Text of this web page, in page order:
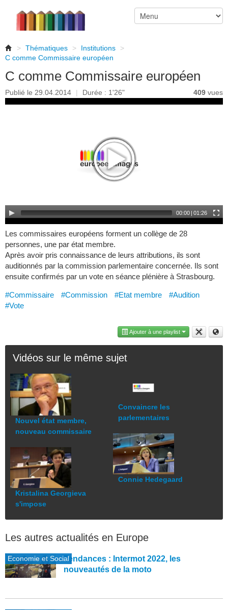
> Thématiques > Institutions
>
C comme Commissaire européen
C comme Commissaire européen
Publié le 29.04.2014 | Durée : 1'26" 409 vues
00:00 | 01:26
Les commissaires européens forment un collège de 28
personnes, une par état membre.
Après avoir pris connaissance de leurs attributions, ils sont
auditionnés par la commission parlementaire concernée. Ils sont
ensuite confirmés par un vote en séance plénière à Strasbourg.
#Commissaire #Commission #Etat membre
#Audition
#Vote
Ajouter à une playlist
Vidéos sur le même sujet
Nouvel état membre,
nouveau commissaire
Kristalina Georgieva
s'impose
Convaincre les
parlementaires
Connie Hedegaard
Les autres actualités en Europe
Economie et SocialTendances : Intermot 2022, les
nouveautés de la moto